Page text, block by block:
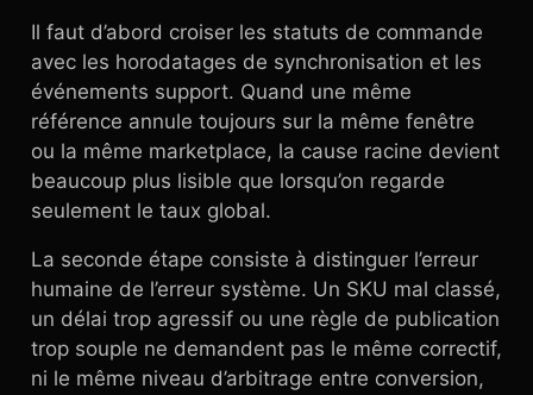
Il faut d’abord croiser les statuts de commande
avec les horodatages de synchronisation et les
événements support. Quand une même
référence annule toujours sur la même fenêtre
ou la même marketplace, la cause racine devient
beaucoup plus lisible que lorsqu’on regarde
seulement le taux global.
La seconde étape consiste à distinguer l’erreur
humaine de l’erreur système. Un SKU mal classé,
un délai trop agressif ou une règle de publication
trop souple ne demandent pas le même correctif,
ni le même niveau d’arbitrage entre conversion,